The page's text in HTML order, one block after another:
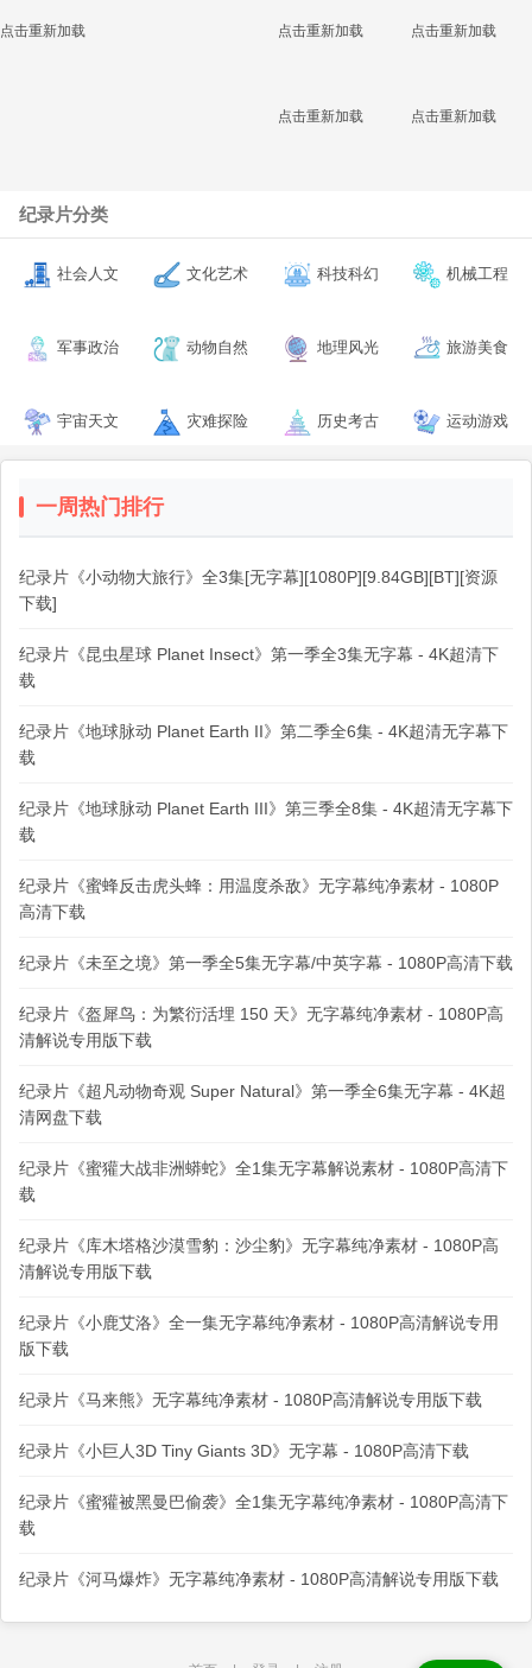
点击重新加载 点击重新加载 点击重新加载
点击重新加载 点击重新加载
纪录片分类
社会人文 文化艺术 科技科幻 机械工程
军事政治 动物自然 地理风光 旅游美食
宇宙天文 灾难探险 历史考古 运动游戏
一周热门排行
纪录片《小动物大旅行》全3集[无字幕][1080P][9.84GB][BT][资源
下载]
纪录片《昆虫星球 Planet Insect》第一季全3集无字幕 - 4K超清下
载
纪录片《地球脉动 Planet Earth II》第二季全6集 - 4K超清无字幕下
载
纪录片《地球脉动 Planet Earth III》第三季全8集 - 4K超清无字幕下
载
纪录片《蜜蜂反击虎头蜂：用温度杀敌》无字幕纯净素材 - 1080P
高清下载
纪录片《未至之境》第一季全5集无字幕/中英字幕 - 1080P高清下载
纪录片《盔犀鸟：为繁衍活埋 150 天》无字幕纯净素材 - 1080P高
清解说专用版下载
纪录片《超凡动物奇观 Super Natural》第一季全6集无字幕 - 4K超
清网盘下载
纪录片《蜜獾大战非洲蟒蛇》全1集无字幕解说素材 - 1080P高清下
载
纪录片《库木塔格沙漠雪豹：沙尘豹》无字幕纯净素材 - 1080P高
清解说专用版下载
纪录片《小鹿艾洛》全一集无字幕纯净素材 - 1080P高清解说专用
版下载
纪录片《马来熊》无字幕纯净素材 - 1080P高清解说专用版下载
纪录片《小巨人3D Tiny Giants 3D》无字幕 - 1080P高清下载
纪录片《蜜獾被黑曼巴偷袭》全1集无字幕纯净素材 - 1080P高清下
载
纪录片《河马爆炸》无字幕纯净素材 - 1080P高清解说专用版下载